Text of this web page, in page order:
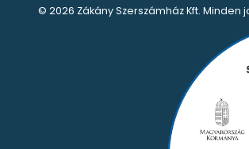
© 2026 Zákány Szerszámház Kft. Minden